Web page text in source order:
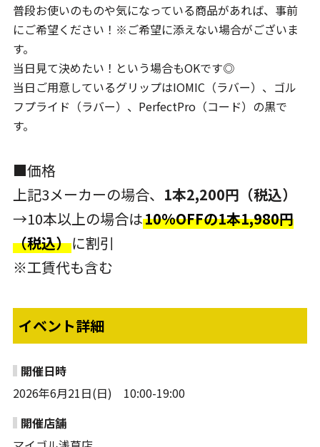
普段お使いのものや気になっている商品があれば、事前
にご希望ください！※ご希望に添えない場合がございま
す。
当日見て決めたい！という場合もOKです◎
当日ご用意しているグリップはIOMIC（ラバー）、ゴル
フプライド（ラバー）、PerfectPro（コード）の黒で
す。
■価格
上記3メーカーの場合、 1本2,200円（税込）
→10本以上の場合は10%OFFの1本1,980円
（税込）に割引
※工賃代も含む
イベント詳細
開催日時
2026年6月21日(日) 10:00-19:00
開催店舗